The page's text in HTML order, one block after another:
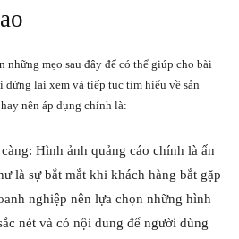
những mẹo sau đây để có thể giúp cho bài
dừng lại xem và tiếp tục tìm hiểu về sản
nên áp dụng chính là:
Hình ảnh quảng cáo chính là ấn
là sự bắt mắt khi khách hàng bắt gặp
nghiệp nên lựa chọn những hình
nét và có nội dung để người dùng